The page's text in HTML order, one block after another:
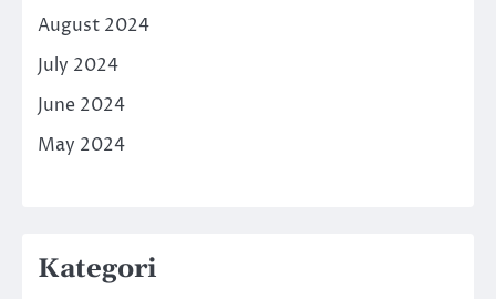
August 2024
July 2024
June 2024
May 2024
Kategori